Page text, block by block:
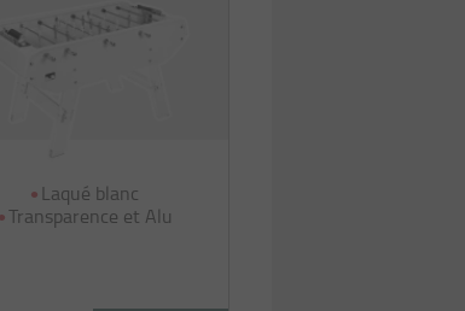
Laqué blanc
Transparence et Alu